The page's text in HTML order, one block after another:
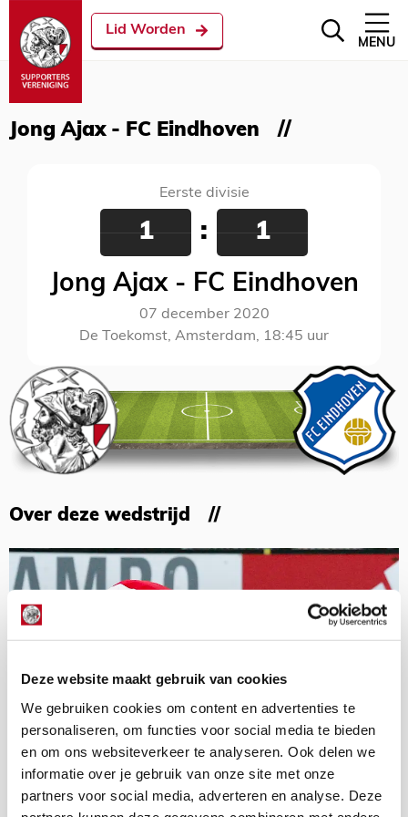
Deze website maakt gebruik van cookies
We gebruiken cookies om content en advertenties te
personaliseren, om functies voor social media te bieden
en om ons websiteverkeer te analyseren. Ook delen we
informatie over je gebruik van onze site met onze
partners voor social media, adverteren en analyse. Deze
Lid Worden
MENU
Jong Ajax - FC Eindhoven
Eerste divisie
1 : 1
Jong Ajax - FC Eindhoven
07 december 2020
De Toekomst, Amsterdam, 18:45 uur
Over deze wedstrijd